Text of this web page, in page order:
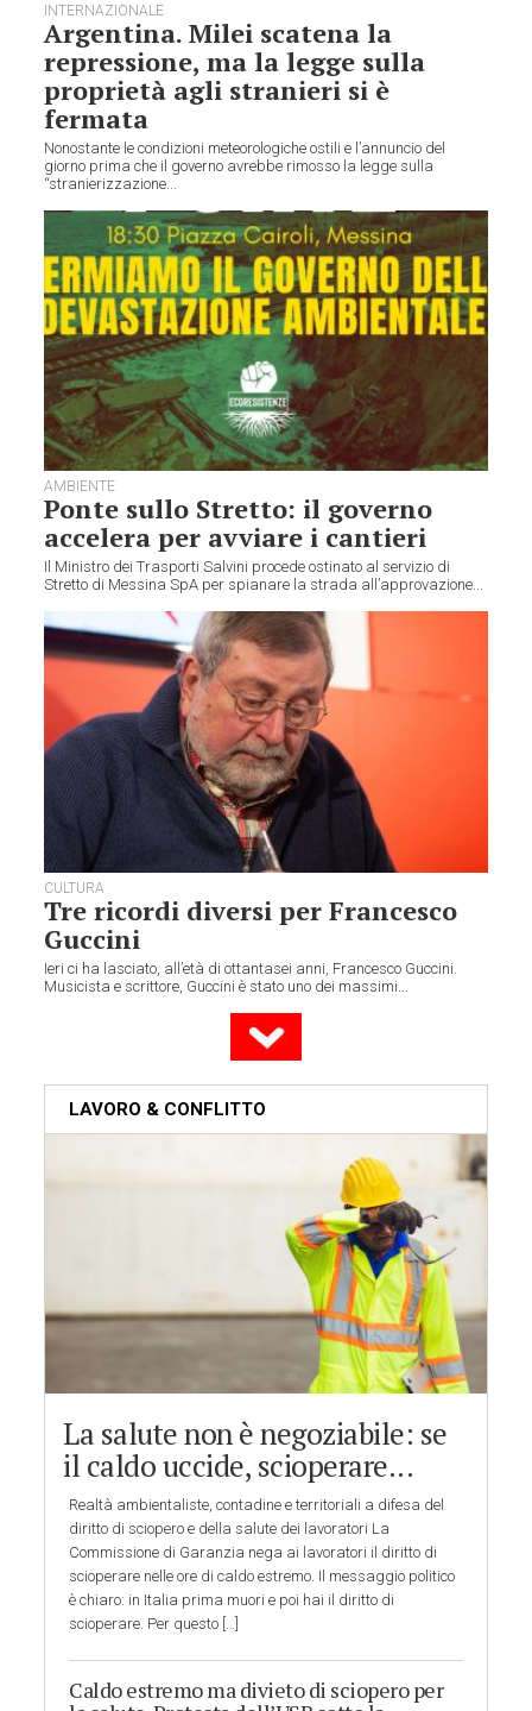
INTERNAZIONALE
Argentina. Milei scatena la
repressione, ma la legge sulla
proprietà agli stranieri si è
fermata
Nonostante le condizioni meteorologiche ostili e l’annuncio del
giorno prima che il governo avrebbe rimosso la legge sulla
“stranierizzazione...
AMBIENTE
Ponte sullo Stretto: il governo
accelera per avviare i cantieri
Il Ministro dei Trasporti Salvini procede ostinato al servizio di
Stretto di Messina SpA per spianare la strada all’approvazione...
CULTURA
Tre ricordi diversi per Francesco
Guccini
Ieri ci ha lasciato, all’età di ottantasei anni, Francesco Guccini.
Musicista e scrittore, Guccini è stato uno dei massimi...
LAVORO & CONFLITTO
La salute non è negoziabile: se
il caldo uccide, scioperare...
Realtà ambientaliste, contadine e territoriali a difesa del
diritto di sciopero e della salute dei lavoratori La
Commissione di Garanzia nega ai lavoratori il diritto di
scioperare nelle ore di caldo estremo. Il messaggio politico
è chiaro: in Italia prima muori e poi hai il diritto di
scioperare. Per questo […]
Caldo estremo ma divieto di sciopero per